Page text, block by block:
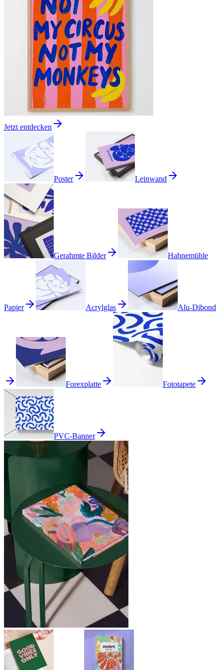
Jetzt entdecken
Poster Leinwand
Gerahmte Bilder Hahnemühle
Papier Acrylglas Alu-Dibond
Forexplatte Fototapete
PVC-Banner